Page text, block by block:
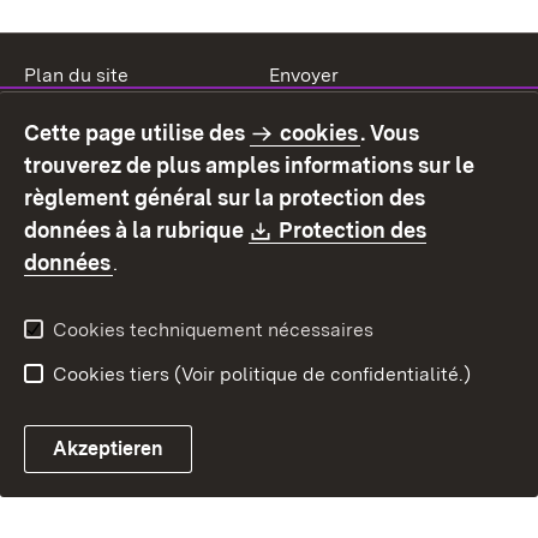
Plan du site
Envoyer
Mode d'emploi
Déclaration sur
l'accessibilité
Contact
Signaler un lien brisé
Cette page utilise des cookies. Vous
trouverez de plus amples informations sur le
règlement général sur la protection des
données à la rubrique
Download:
Protection des
données.
Cookies techniquement nécessaires
Cookies tiers (Voir politique de confidentialité.)
Akzeptieren